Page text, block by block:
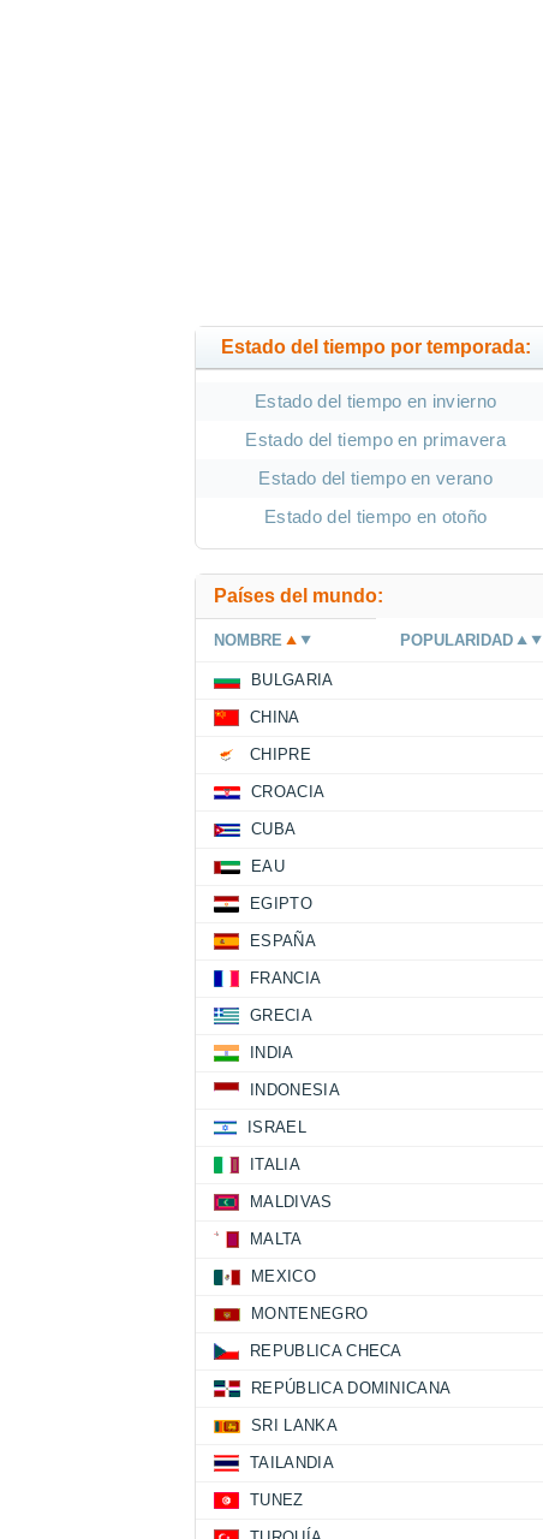
Estado del tiempo por temporada:
Estado del tiempo en invierno
Estado del tiempo en primavera
Estado del tiempo en verano
Estado del tiempo en otoño
Países del mundo:
NOMBRE POPULARIDAD
BULGARIA
CHINA
CHIPRE
CROACIA
CUBA
EAU
EGIPTO
ESPAÑA
FRANCIA
GRECIA
INDIA
INDONESIA
ISRAEL
ITALIA
MALDIVAS
MALTA
MEXICO
MONTENEGRO
REPUBLICA CHECA
REPÚBLICA DOMINICANA
SRI LANKA
TAILANDIA
TUNEZ